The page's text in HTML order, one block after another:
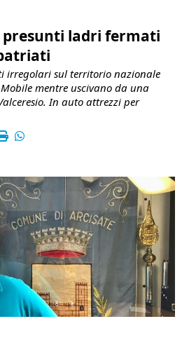
ladri fermati
irregolari sul territorio nazionale
mentre uscivano da una
In auto attrezzi per